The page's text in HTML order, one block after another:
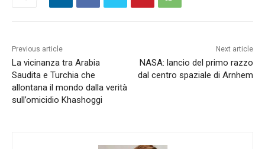
Previous article
La vicinanza tra Arabia
Saudita e Turchia che
allontana il mondo dalla verità
sull’omicidio Khashoggi
Next article
NASA: lancio del primo razzo
dal centro spaziale di Arnhem